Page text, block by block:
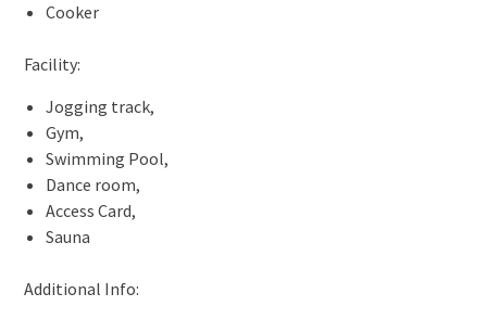
Cooker
Facility:
Jogging track,
Gym,
Swimming Pool,
Dance room,
Access Card,
Sauna
Additional Info: